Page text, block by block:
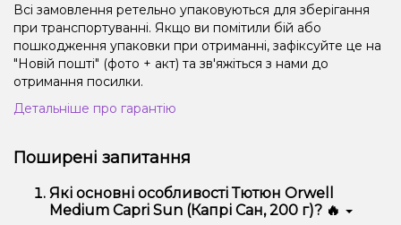
Всі замовлення ретельно упаковуються для зберігання
при транспортуванні. Якщо ви помітили бій або
пошкодження упаковки при отриманні, зафіксуйте це на
"Новій пошті" (фото + акт) та зв'яжіться з нами до
отримання посилки.
Детальніше про гарантію
Поширені запитання
Які основні особливості Тютюн Orwell
Medium Capri Sun (Капрі Сан, 200 г)? 🔥